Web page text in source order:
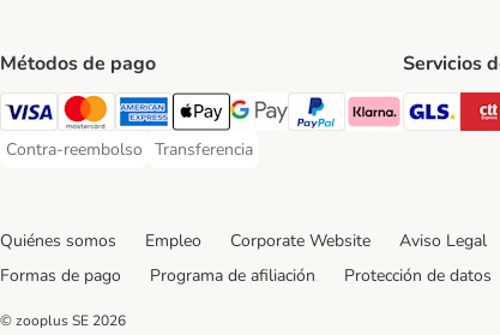
Métodos de pago
Visa Payment Method
Mastercard Payment Method
American Express Payment Method
Apple Pay Payment Method
Google Pay Payment Method
PayPal Payment Method
Klarna Payment
Contra-reembolso
Contra-reembolso Payment Method
Transferencia
Transferencia Payment Method
Servicios
Quiénes somos Empleo Corporate Website Aviso Legal
Formas de pago
Programa de afiliación Protección de datos
© zooplus SE 2026